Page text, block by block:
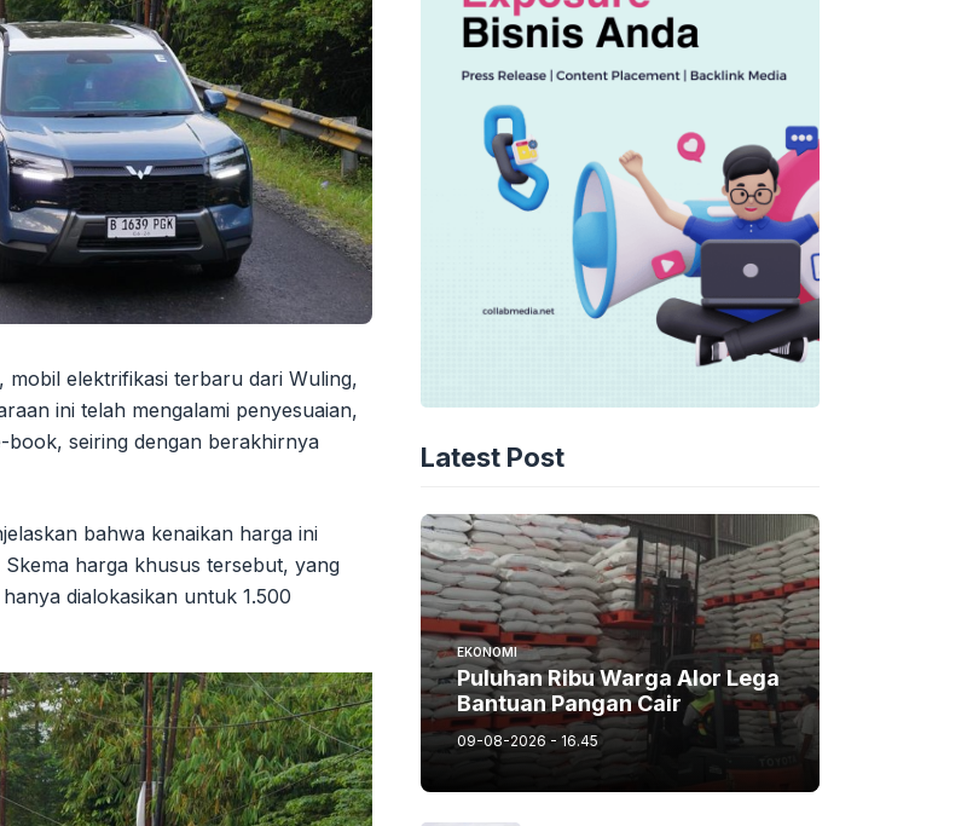
mobil elektrifikasi terbaru dari Wuling,
ini telah mengalami penyesuaian,
book, seiring dengan berakhirnya
bahwa kenaikan harga ini
harga khusus tersebut, yang
dialokasikan untuk 1.500
Latest Post
EKONOMI
Puluhan Ribu Warga Alor Lega
Bantuan Pangan Cair
09-08-2026 - 16.45